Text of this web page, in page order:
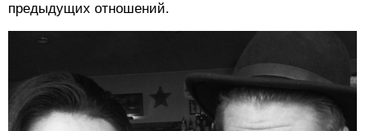
предыдущих отношений.